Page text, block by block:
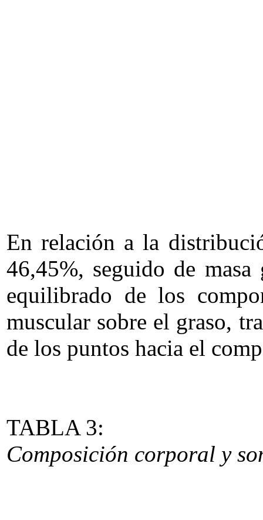
En relación a la
46,45%, seguido de
equilibrado de los
muscular sobre el graso,
de los puntos hacia el
TABLA 3:
Composición corporal y